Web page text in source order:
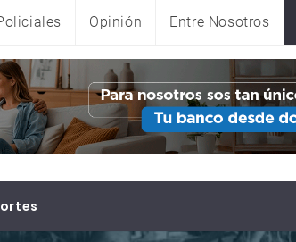
Opinión Entre Nosotros